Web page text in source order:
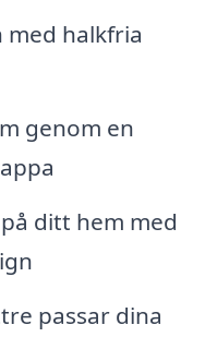
halkfria
genom en
ditt hem med
passar dina